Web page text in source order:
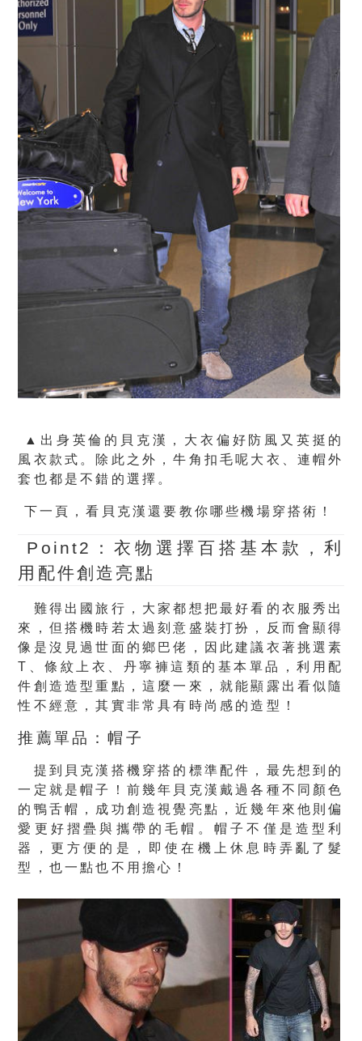
▲出身英倫的貝克漢，大衣偏好防風又英挺的
風衣款式。除此之外，牛角扣毛呢大衣、連帽外
套也都是不錯的選擇。
下一頁，看貝克漢還要教你哪些機場穿搭術！
Point2：衣物選擇百搭基本款，利
用配件創造亮點
難得出國旅行，大家都想把最好看的衣服秀出
來，但搭機時若太過刻意盛裝打扮，反而會顯得
像是沒見過世面的鄉巴佬，因此建議衣著挑選素
T、條紋上衣、丹寧褲這類的基本單品，利用配
件創造造型重點，這麼一來，就能顯露出看似隨
性不經意，其實非常具有時尚感的造型！
推薦單品：帽子
提到貝克漢搭機穿搭的標準配件，最先想到的
一定就是帽子！前幾年貝克漢戴過各種不同顏色
的鴨舌帽，成功創造視覺亮點，近幾年來他則偏
愛更好摺疊與攜帶的毛帽。帽子不僅是造型利
器，更方便的是，即使在機上休息時弄亂了髮
型，也一點也不用擔心！